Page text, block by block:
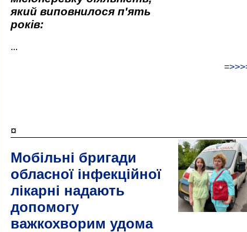
який виповнилося п'ять
років:
...
¤
Мобільні бригади
обласної інфекційної
лікарні надають
допомогу
важкохворим удома